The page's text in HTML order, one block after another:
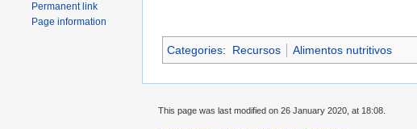
Categories: Recursos Alimentos nutritivos
Permanent link
Page information
This page was last modified on 26 January 2020, at 18:08.